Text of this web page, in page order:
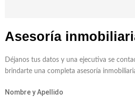
Asesoría
Déjanos tus datos y una ejecutiva se
brindarte una completa asesoría
Nombre y Apellido